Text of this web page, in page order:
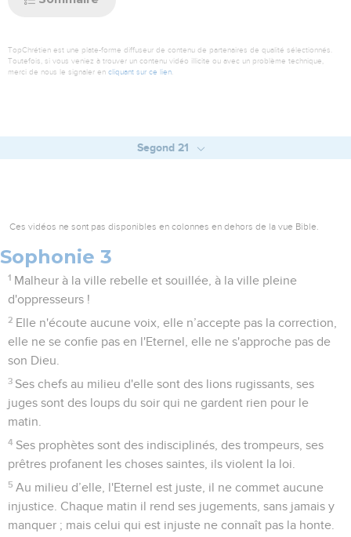
TopChrétien est une plate-forme diffuseur de contenu de partenaires de qualité sélectionnés.
Toutefois, si vous veniez à trouver un contenu vidéo illicite ou avec un problème technique,
merci de nous le signaler en cliquant sur ce lien
Segond 21
Ces vidéos ne sont pas disponibles en colonnes en dehors de la vue Bible.
Sophonie 3
1 Malheur à la ville rebelle et souillée, à la ville pleine
d'oppresseurs !
2 Elle n'écoute aucune voix, elle n’accepte pas la correction,
elle ne se confie pas en l'Eternel, elle ne s'approche pas de
son Dieu.
3 Ses chefs au milieu d'elle sont des lions rugissants, ses
juges sont des loups du soir qui ne gardent rien pour le
matin.
4 Ses prophètes sont des indisciplinés, des trompeurs, ses
prêtres profanent les choses saintes, ils violent la loi.
5 Au milieu d’elle, l'Eternel est juste, il ne commet aucune
injustice. Chaque matin il rend ses jugements, sans jamais y
manquer ; mais celui qui est injuste ne connaît pas la honte.